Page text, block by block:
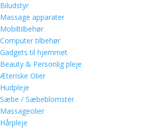
Biludstyr
Massage apparater
Mobiltilbehør
Computer tilbehør
Gadgets til hjemmet
Beauty & Personlig pleje
Æteriske Olier
Hudpleje
Sæbe / Sæbeblomster
Massageolier
Hårpleje